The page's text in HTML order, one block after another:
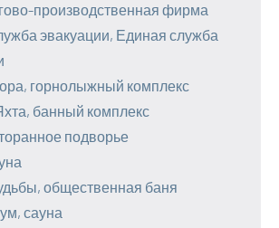
производственная фирма
эвакуации, Единая служба
горнолыжный комплекс
банный комплекс
подворье
общественная баня
сауна